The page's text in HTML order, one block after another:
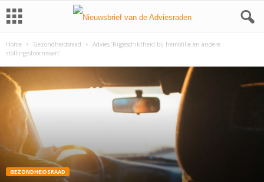
Home Gezondheidsraad
Advies ‘Rijgeschiktheid bij hemofilie en andere
stollingsstoornissen’
GEZONDHEIDSRAAD